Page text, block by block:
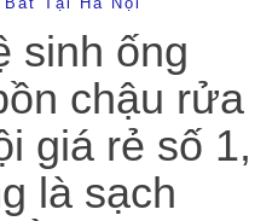
sinh ống
chậu rửa
giá rẻ số 1,
là sạch